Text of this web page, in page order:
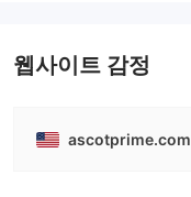
웹사이트 감정
ascotprime.com